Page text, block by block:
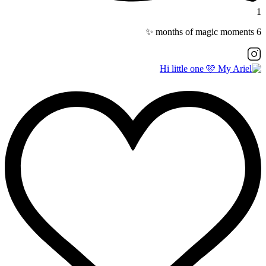
1
6 months of magic moments ✨